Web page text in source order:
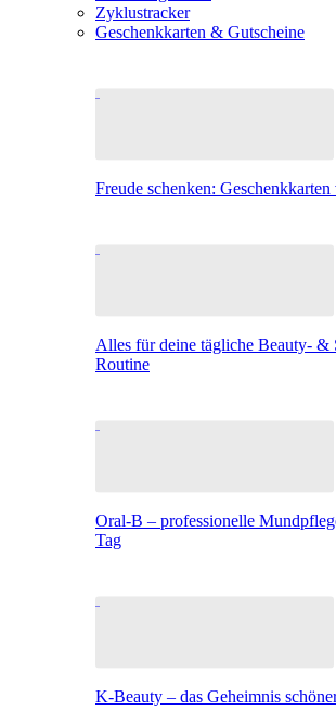
Zyklustracker
Geschenkkarten & Gutscheine
Freude schenken:
Alles für deine tägliche Beauty- &
Routine
Oral-B – professionelle
Tag
K-Beauty – das Geheimnis